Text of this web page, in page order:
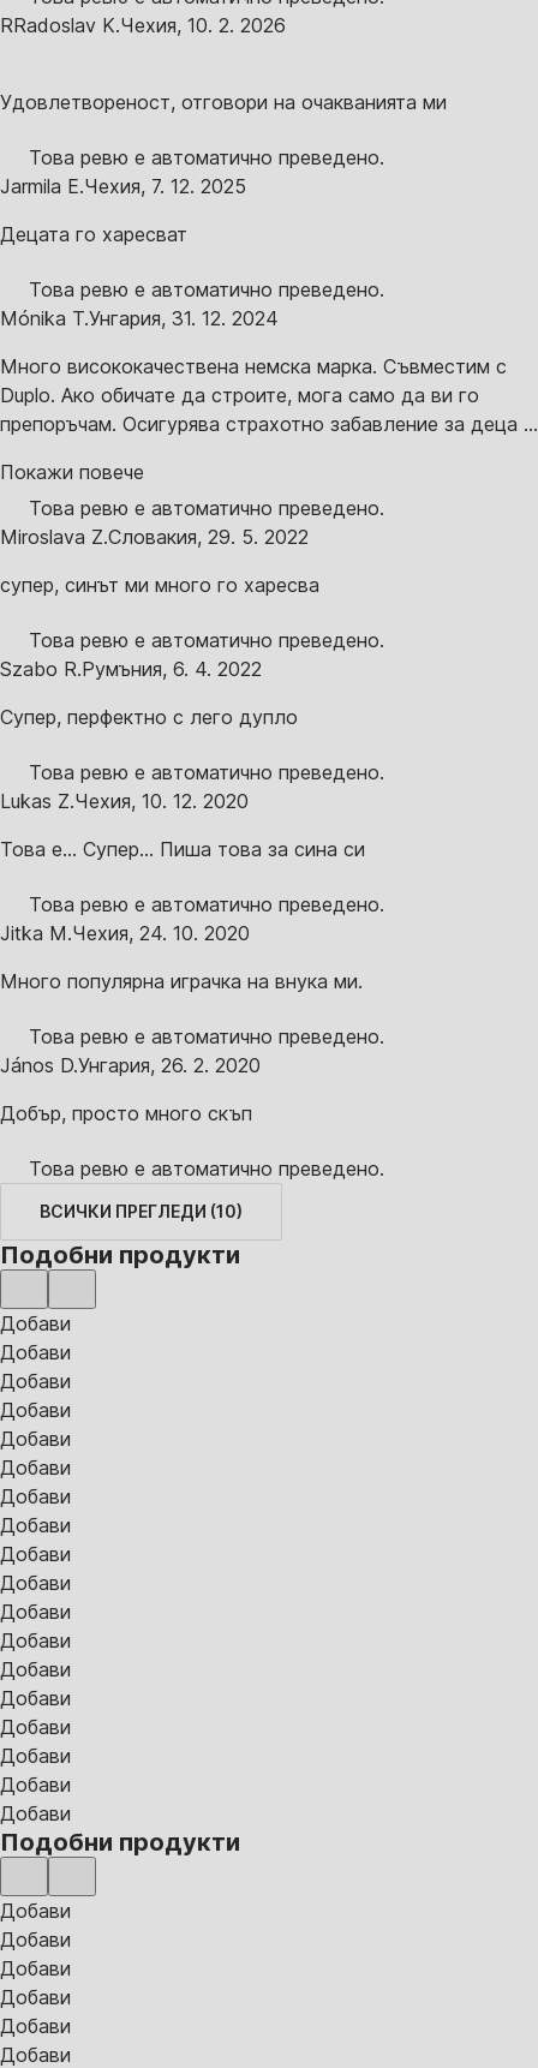
RRadoslav K.Чехия, 10. 2. 2026
Удовлетвореност, отговори на очакванията ми
Това ревю е автоматично преведено.
Jarmila E.Чехия, 7. 12. 2025
Децата го харесват
Това ревю е автоматично преведено.
Mónika T.Унгария, 31. 12. 2024
Много висококачествена немска марка. Съвместим с
Duplo. Ако обичате да строите, мога само да ви го
препоръчам. Осигурява страхотно забавление за деца ...
Покажи повече
Това ревю е автоматично преведено.
Miroslava Z.Словакия, 29. 5. 2022
супер, синът ми много го харесва
Това ревю е автоматично преведено.
Szabo R.Румъния, 6. 4. 2022
Супер, перфектно с лего дупло
Това ревю е автоматично преведено.
Lukas Z.Чехия, 10. 12. 2020
Това е... Супер... Пиша това за сина си
Това ревю е автоматично преведено.
Jitka M.Чехия, 24. 10. 2020
Много популярна играчка на внука ми.
Това ревю е автоматично преведено.
János D.Унгария, 26. 2. 2020
Добър, просто много скъп
Това ревю е автоматично преведено.
ВСИЧКИ ПРЕГЛЕДИ (10)
Подобни продукти
Добави
Добави
Добави
Добави
Добави
Добави
Добави
Добави
Добави
Добави
Добави
Добави
Добави
Добави
Добави
Добави
Добави
Добави
Подобни продукти
Добави
Добави
Добави
Добави
Добави
Добави